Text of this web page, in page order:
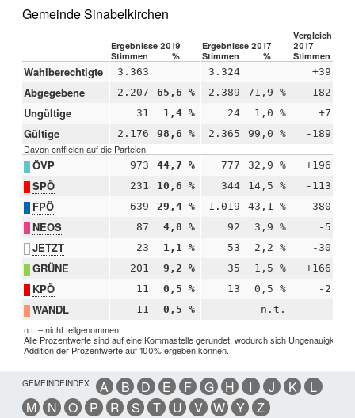
Gemeinde Sinabelkirchen
Ergebnisse 2019 Ergebnisse 2017
Vergleich
2017
Stimmen
% Stimmen % Stimmen
Wahlberechtigte 3.363 3.324 +39
Abgegebene 2.207 65,6 % 2.389 71,9 % -182
Ungültige 31 1,4 % 24 1,0 % +7
Gültige 2.176 98,6 % 2.365 99,0 % -189
Davon entfielen auf die Parteien
ÖVP 973 44,7 % 777 32,9 % +196
SPÖ 231 10,6 % 344 14,5 % -113
FPÖ 639 29,4 % 1.019 43,1 % -380
NEOS 87 4,0 % 92 3,9 % -5
JETZT 23 1,1 % 53 2,2 % -30
GRÜNE 201 9,2 % 35 1,5 % +166
KPÖ 11 0,5 % 13 0,5 % -2
WANDL 11 0,5 % n.t.
n.t. – nicht teilgenommen
Alle Prozentwerte sind auf eine Kommastelle gerundet, wodurch sich
Addition der Prozentwerte auf 100% ergeben können.
GEMEINDEINDEX A B D E F G H I J K
L
M
N O P R S T U V W Y Z